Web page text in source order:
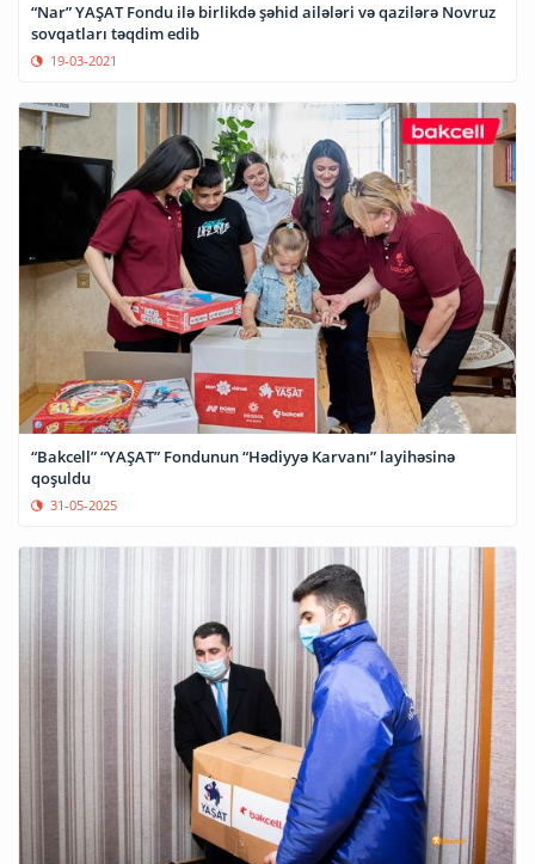
“Nar” YAŞAT Fondu ilə birlikdə şəhid ailələri və qazilərə Novruz
sovqatları təqdim edib
19-03-2021
“Bakcell” “YAŞAT” Fondunun “Hədiyyə Karvanı” layihəsinə
qoşuldu
31-05-2025